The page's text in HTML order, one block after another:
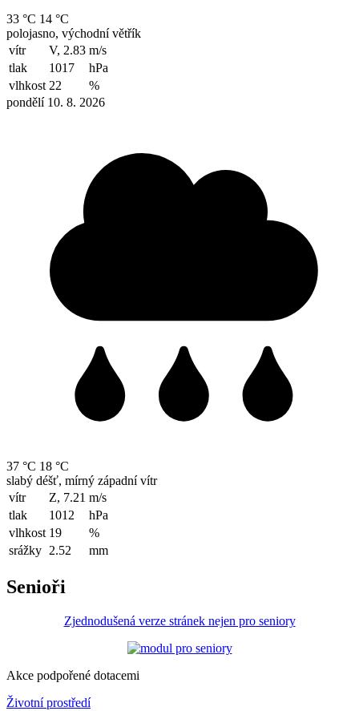
33 °C 14 °C
polojasno, východní větřík
vítr
V, 2.83 m/s
tlak
1017
hPa
vlhkost 22
%
pondělí 10. 8. 2026
37 °C 18 °C
slabý déšť, mírný západní vítr
vítr
Z, 7.21 m/s
tlak
1012
hPa
vlhkost 19
%
srážky 2.52 mm
Senioři
Zjednodušená verze stránek nejen pro seniory
Akce podpořené dotacemi
Životní prostředí